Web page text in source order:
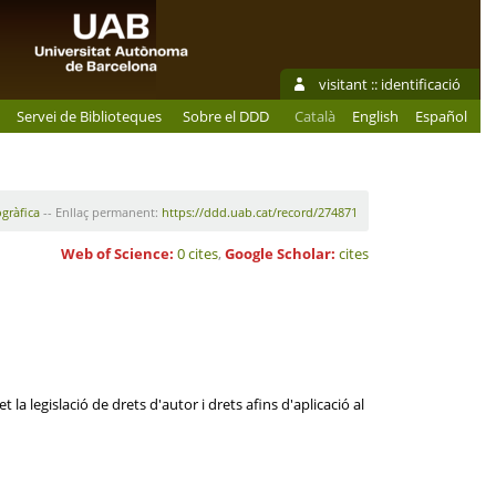
visitant :: identificació
Servei de Biblioteques Sobre el DDD Català English Español
-- Enllaç permanent: https://ddd.uab.cat/record/274871
Web of Science: 0 cites, Google Scholar: cites
legislació de drets d'autor i drets afins d'aplicació al